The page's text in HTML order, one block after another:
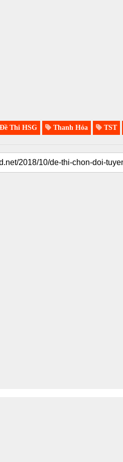
Thi HSG Thanh Hóa TST